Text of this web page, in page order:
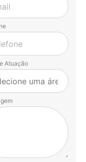
Atuação